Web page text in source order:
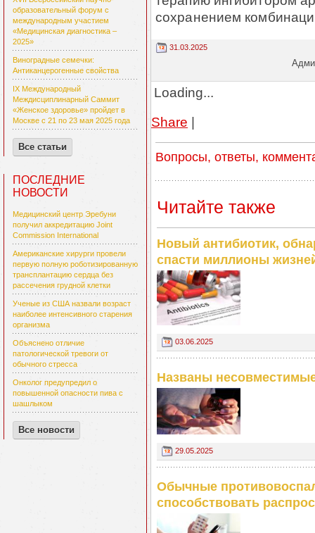
образовательный форум с
международным участием
«Медицинская диагностика –
2025»
Виноградные семечки:
Антиканцерогенные свойства
IX Международный
Междисциплинарный Саммит
«Женское здоровье» пройдет в
Москве с 21 по 23 мая 2025 года
Все статьи
ПОСЛЕДНИЕ
НОВОСТИ
Медицинский центр Эребуни
получил аккредитацию Joint
Commission International
Американские хирурги провели
первую полную роботизированную
трансплантацию сердца без
рассечения грудной клетки
Ученые из США назвали возраст
наиболее интенсивного старения
организма
Объяснено отличие
патологической тревоги от
обычного стресса
Онколог предупредил о
повышенной опасности пива с
шашлыком
Все новости
сохранением
31.03.2025
Loading...
Share |
Вопросы, ответы,
Читайте также
Новый антибиотик,
спасти миллионы
03.06.2025
Названы
29.05.2025
Обычные
способствовать